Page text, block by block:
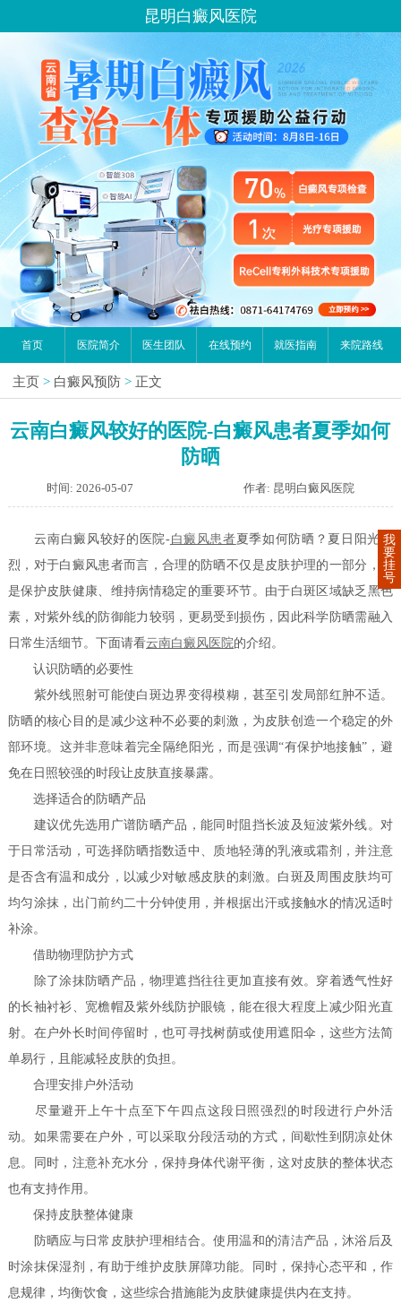
昆明白癜风医院
首页 医院简介 医生团队 在线预约 就医指南 来院路线
主页 > 白癜风预防 > 正文
云南白癜风较好的医院-白癜风患者夏季如何
防晒
时间: 2026-05-07 作者: 昆明白癜风医院
云南白癜风较好的医院-白癜风患者夏季如何防晒？夏日阳光强
烈，对于白癜风患者而言，合理的防晒不仅是皮肤护理的一部分，更
是保护皮肤健康、维持病情稳定的重要环节。由于白斑区域缺乏黑色
素，对紫外线的防御能力较弱，更易受到损伤，因此科学防晒需融入
日常生活细节。下面请看云南白癜风医院的介绍。
认识防晒的必要性
紫外线照射可能使白斑边界变得模糊，甚至引发局部红肿不适。
防晒的核心目的是减少这种不必要的刺激，为皮肤创造一个稳定的外
部环境。这并非意味着完全隔绝阳光，而是强调“有保护地接触”，避
免在日照较强的时段让皮肤直接暴露。
选择适合的防晒产品
建议优先选用广谱防晒产品，能同时阻挡长波及短波紫外线。对
于日常活动，可选择防晒指数适中、质地轻薄的乳液或霜剂，并注意
是否含有温和成分，以减少对敏感皮肤的刺激。白斑及周围皮肤均可
均匀涂抹，出门前约二十分钟使用，并根据出汗或接触水的情况适时
补涂。
借助物理防护方式
除了涂抹防晒产品，物理遮挡往往更加直接有效。穿着透气性好
的长袖衬衫、宽檐帽及紫外线防护眼镜，能在很大程度上减少阳光直
射。在户外长时间停留时，也可寻找树荫或使用遮阳伞，这些方法简
单易行，且能减轻皮肤的负担。
合理安排户外活动
尽量避开上午十点至下午四点这段日照强烈的时段进行户外活
动。如果需要在户外，可以采取分段活动的方式，间歇性到阴凉处休
息。同时，注意补充水分，保持身体代谢平衡，这对皮肤的整体状态
也有支持作用。
保持皮肤整体健康
防晒应与日常皮肤护理相结合。使用温和的清洁产品，沐浴后及
时涂抹保湿剂，有助于维护皮肤屏障功能。同时，保持心态平和，作
息规律，均衡饮食，这些综合措施能为皮肤健康提供内在支持。
我
要
挂
号